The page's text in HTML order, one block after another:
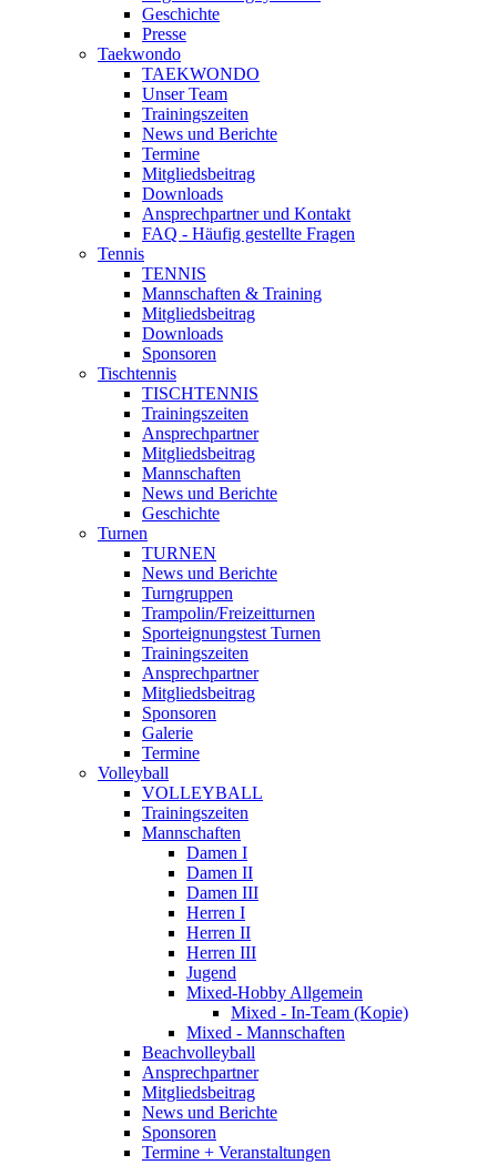
Geschichte
Presse
Taekwondo
TAEKWONDO
Unser Team
Trainingszeiten
News und Berichte
Termine
Mitgliedsbeitrag
Downloads
Ansprechpartner und Kontakt
FAQ - Häufig gestellte Fragen
Tennis
TENNIS
Mannschaften & Training
Mitgliedsbeitrag
Downloads
Sponsoren
Tischtennis
TISCHTENNIS
Trainingszeiten
Ansprechpartner
Mitgliedsbeitrag
Mannschaften
News und Berichte
Geschichte
Turnen
TURNEN
News und Berichte
Turngruppen
Trampolin/Freizeitturnen
Sporteignungstest Turnen
Trainingszeiten
Ansprechpartner
Mitgliedsbeitrag
Sponsoren
Galerie
Termine
Volleyball
VOLLEYBALL
Trainingszeiten
Mannschaften
Damen I
Damen II
Damen III
Herren I
Herren II
Herren III
Jugend
Mixed-Hobby Allgemein
Mixed - In-Team (Kopie)
Mixed - Mannschaften
Beachvolleyball
Ansprechpartner
Mitgliedsbeitrag
News und Berichte
Sponsoren
Termine + Veranstaltungen